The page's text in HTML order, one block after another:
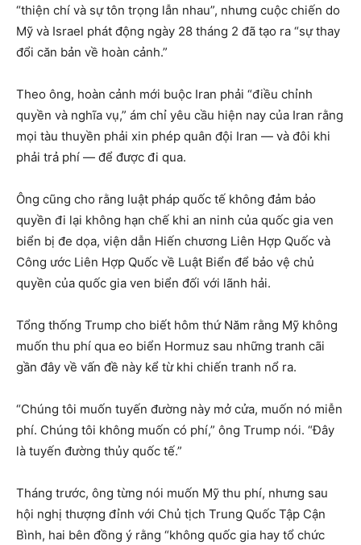
“thiện chí và sự tôn trọng lẫn nhau”, nhưng cuộc chiến do
Mỹ và Israel phát động ngày 28 tháng 2 đã tạo ra “sự thay
đổi căn bản về hoàn cảnh.”
Theo ông, hoàn cảnh mới buộc Iran phải “điều chỉnh
quyền và nghĩa vụ,” ám chỉ yêu cầu hiện nay của Iran rằng
mọi tàu thuyền phải xin phép quân đội Iran — và đôi khi
phải trả phí — để được đi qua.
Ông cũng cho rằng luật pháp quốc tế không đảm bảo
quyền đi lại không hạn chế khi an ninh của quốc gia ven
biển bị đe dọa, viện dẫn Hiến chương Liên Hợp Quốc và
Công ước Liên Hợp Quốc về Luật Biển để bảo vệ chủ
quyền của quốc gia ven biển đối với lãnh hải.
Tổng thống Trump cho biết hôm thứ Năm rằng Mỹ không
muốn thu phí qua eo biển Hormuz sau những tranh cãi
gần đây về vấn đề này kể từ khi chiến tranh nổ ra.
“Chúng tôi muốn tuyến đường này mở cửa, muốn nó miễn
phí. Chúng tôi không muốn có phí,” ông Trump nói. “Đây
là tuyến đường thủy quốc tế.”
Tháng trước, ông từng nói muốn Mỹ thu phí, nhưng sau
hội nghị thượng đỉnh với Chủ tịch Trung Quốc Tập Cận
Bình, hai bên đồng ý rằng “không quốc gia hay tổ chức